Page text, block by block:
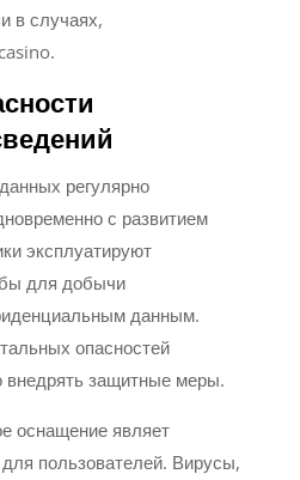
в случаях,
регулярно
с развитием
эксплуатируют
для добычи
данным.
опасностей
внедрять защитные меры.
оснащение являет
пользователей. Вирусы,